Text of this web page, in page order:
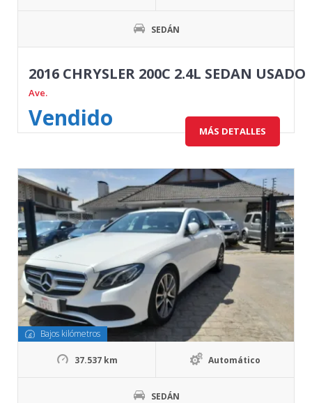
SEDÁN
2016 CHRYSLER 200C 2.4L SEDAN USADO
Ave.
Vendido MÁS DETALLES
Bajos kilómetros
37.537 km Automático
SEDÁN